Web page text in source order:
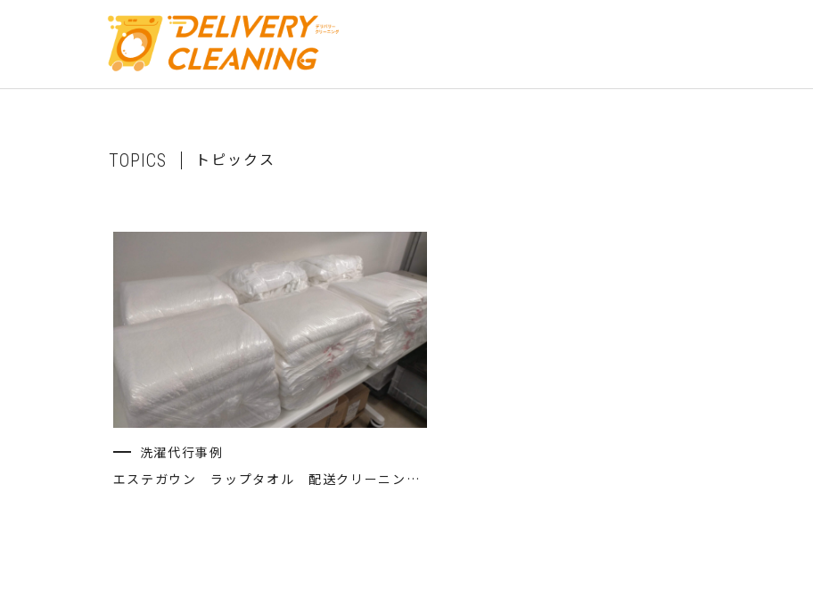
TOPICS ト ピ ッ ク ス
洗濯代行事例
エステガウン ラップタオル 配送クリーニング 宅配洗濯代行